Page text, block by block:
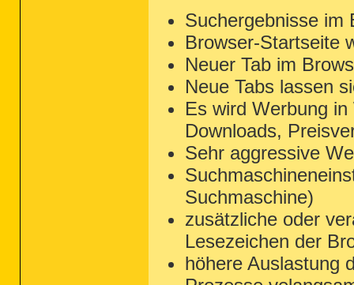
Suchergebnisse im
Browser-Startseite
Neuer Tab im
Neue Tabs lassen
Es wird Werbung
Downloads,
Sehr aggressive
Suchmaschine)
zusätzliche oder
Lesezeichen der
höhere Auslastung